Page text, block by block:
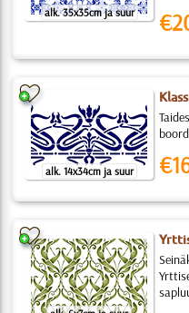
alk. 35x35cm ja suur
alk. 14x34cm ja suur